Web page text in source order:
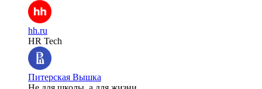
hh.ru
HR Tech
Питерская Вышка